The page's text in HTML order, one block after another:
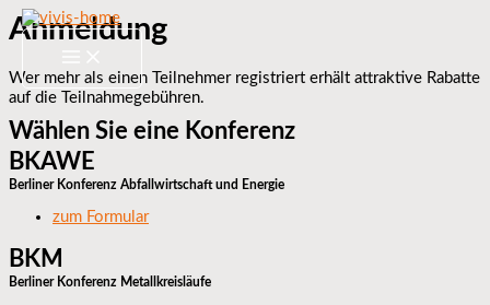
Zum
Inhalt
Anmeldung
Wer mehr als einen Teilnehmer registriert erhält attraktive Rabatte
auf die Teilnahmegebühren.
Wählen Sie eine Konferenz
BKAWE
Berliner Konferenz Abfallwirtschaft und Energie
zum Formular
BKM
Berliner Konferenz Metallkreisläufe